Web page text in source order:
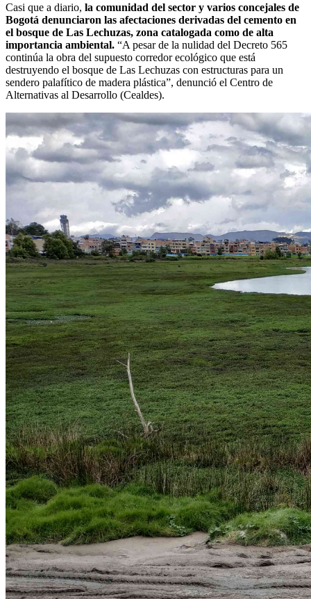
Casi que a diario, la comunidad del sector y varios concejales de
Bogotá denunciaron las afectaciones derivadas del cemento en
el bosque de Las Lechuzas, zona catalogada como de alta
importancia ambiental. “A pesar de la nulidad del Decreto 565
continúa la obra del supuesto corredor ecológico que está
destruyendo el bosque de Las Lechuzas con estructuras para un
sendero palafítico de madera plástica”, denunció el Centro de
Alternativas al Desarrollo (Cealdes).